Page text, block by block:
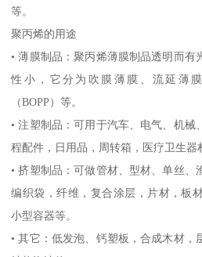
等。
聚丙烯的用途
•薄膜制品：聚丙烯薄膜制品透明而有
性小，它分为吹膜薄膜、流延薄
（BOPP ）等。
•注塑制品：可用于汽车、电气、机械
程配件，日用品，周转箱，医疗卫生器
•挤塑制品：可做管材、型材、单丝、
编织袋，纤维，复合涂层，片材，板
小型容器等。
•其它：低发泡、钙塑板，合成木材，